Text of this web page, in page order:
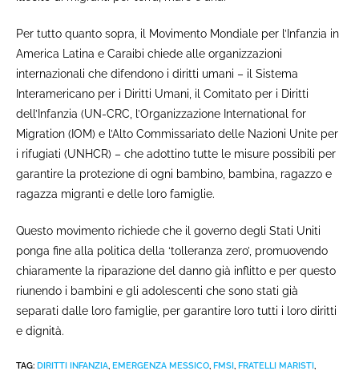
Per tutto quanto sopra, il Movimento Mondiale per l’Infanzia in
America Latina e Caraibi chiede alle organizzazioni
internazionali che difendono i diritti umani – il Sistema
Interamericano per i Diritti Umani, il Comitato per i Diritti
dell’Infanzia (UN-CRC, l’Organizzazione International for
Migration (IOM) e l’Alto Commissariato delle Nazioni Unite per
i rifugiati (UNHCR) – che adottino tutte le misure possibili per
garantire la protezione di ogni bambino, bambina, ragazzo e
ragazza migranti e delle loro famiglie.
Questo movimento richiede che il governo degli Stati Uniti
ponga fine alla politica della ‘tolleranza zero’, promuovendo
chiaramente la riparazione del danno già inflitto e per questo
riunendo i bambini e gli adolescenti che sono stati già
separati dalle loro famiglie, per garantire loro tutti i loro diritti
e dignità.
TAG: DIRITTI INFANZIA, EMERGENZA MESSICO, FMSI , FRATELLI MARISTI ,